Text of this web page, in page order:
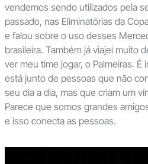
vendemos sendo utilizados pela
passado, nas Eliminatórias da
e falou sobre o uso desses
brasileira. Também já viajei muito
ver meu time jogar, o Palmeiras.
está junto de pessoas que não
seu dia a dia, mas que criam um
Parece que somos grandes
e isso conecta as pessoas.